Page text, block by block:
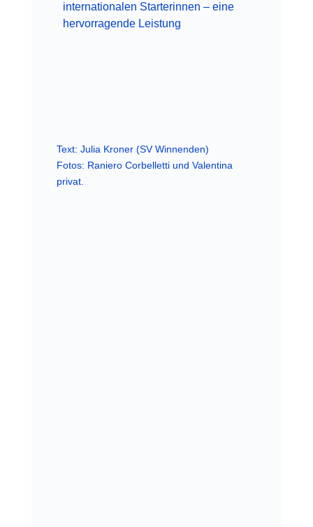
internationalen Starterinnen – eine
hervorragende Leistung
Text: Julia Kroner (SV Winnenden)
Fotos: Raniero Corbelletti und Valentina
privat.